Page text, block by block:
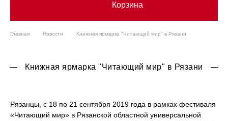
Корзина
Главная Новости Книжная ярмарка "Читающий мир" в Рязани
Книжная ярмарка "Читающий мир" в Рязани
Рязанцы, с 18 по 21 сентября 2019 года в рамках фестиваля
«Читающий мир» в Рязанской областной универсальной